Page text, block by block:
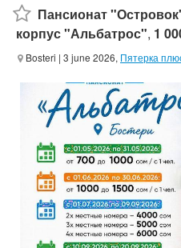
Пансионат
корпус "Альбатрос", 1
Bosteri | 3 june 2026, Пятерка